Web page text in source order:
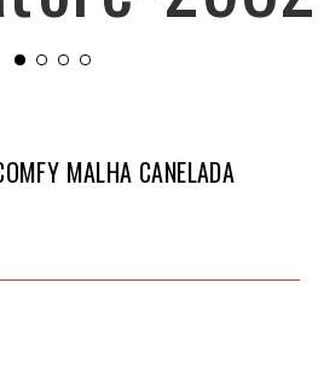
MALHA CANELADA